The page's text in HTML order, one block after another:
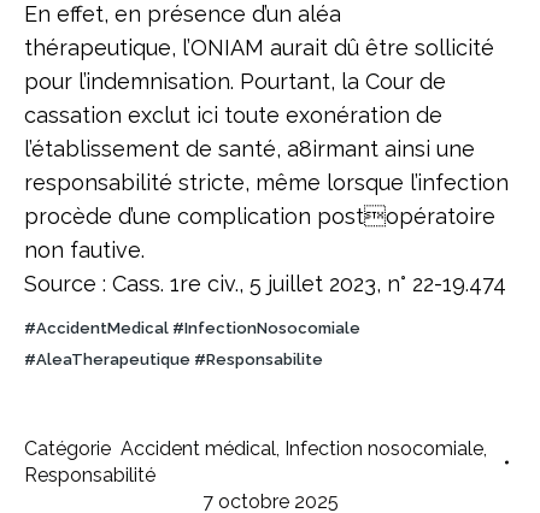
En effet, en présence d’un aléa
thérapeutique, l’ONIAM aurait dû être sollicité
pour l’indemnisation. Pourtant, la Cour de
cassation exclut ici toute exonération de
l’établissement de santé, a8irmant ainsi une
responsabilité stricte, même lorsque l’infection
procède d’une complication postopératoire
non fautive.
Source : Cass. 1re civ., 5 juillet 2023, n° 22-19.474
#AccidentMedical #InfectionNosocomiale
#AleaTherapeutique #Responsabilite
Catégorie Accident médical, Infection nosocomiale,
Responsabilité
7 octobre 2025